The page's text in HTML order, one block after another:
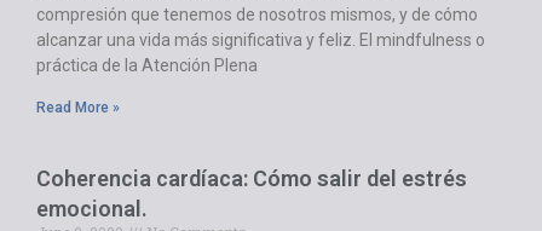
compresión que tenemos de nosotros mismos, y de cómo
alcanzar una vida más significativa y feliz. El mindfulness o
práctica de la Atención Plena
Read More »
Coherencia cardíaca: Cómo salir del estrés
emocional.